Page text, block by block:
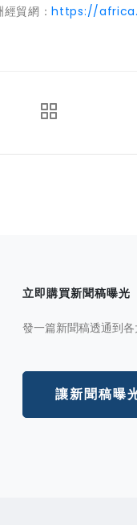
經貿網：https://
立即購買新聞稿曝光
發一篇新聞稿透通到
讓新聞稿曝